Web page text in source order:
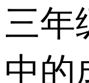
三年
中的